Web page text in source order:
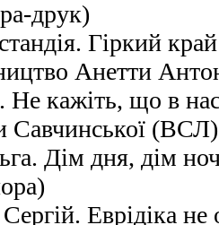
друк)
Гіркий
Анетти
кажіть, що в
Савчинської (ВСЛ)
Дім дня, дім
Еврідіка не